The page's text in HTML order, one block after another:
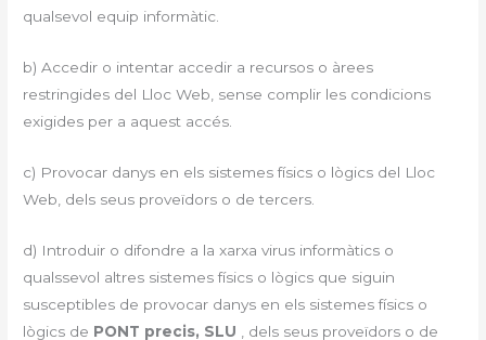
qualsevol equip informàtic.
b) Accedir o intentar accedir a recursos o àrees
restringides del Lloc Web, sense complir les condicions
exigides per a aquest accés.
c) Provocar danys en els sistemes físics o lògics del Lloc
Web, dels seus proveïdors o de tercers.
d) Introduir o difondre a la xarxa virus informàtics o
qualssevol altres sistemes físics o lògics que siguin
susceptibles de provocar danys en els sistemes físics o
lògics de PONT precis, SLU , dels seus proveïdors o de